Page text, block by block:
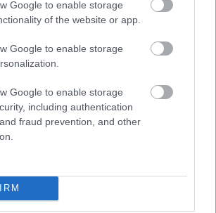
Google to enable storage
of the website or app.
Google to enable storage
Google to enable storage
including authentication
fraud prevention, and other
Kínában még kell a monitor
Tech| 2013.07.30 08:30
Összemegy a merevlemezpiac
Csak lassan indul be az Ultra HD
Tech
Mindenhol katasztrófát jelent a
PC